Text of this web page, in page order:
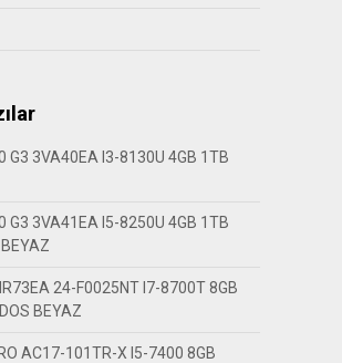
G3 3VA40EA I3-8130U 4GB 1TB
G3 3VA41EA I5-8250U 4GB 1TB
24-F0025NT I7-8700T 8GB
BEYAZ
AC17-101TR-X I5-7400 8GB